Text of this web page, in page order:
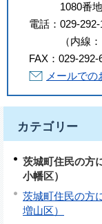
1080番地
電話： 029-292-
（内線 ：
FAX： 029-292-
メールで
カテゴリー
茨城町住民の方
小幡区）
茨城町住民の方
増山区）